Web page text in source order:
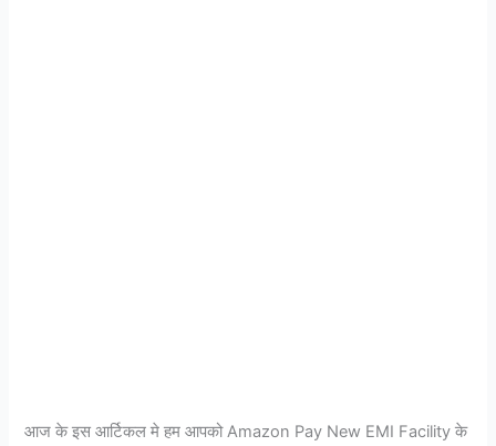
आज के इस आर्टिकल मे हम आपको Amazon Pay New EMI Facility के